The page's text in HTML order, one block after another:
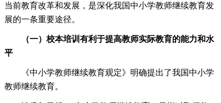
当前教育改革和发展，是深化我国中小学教师继续教育发
展的一条重要途径。
（一）校本培训有利于提高教师实际教育的能力和水
平
《中小学教师继续教育观定》明确提出了我国中小学
教师继续教育。